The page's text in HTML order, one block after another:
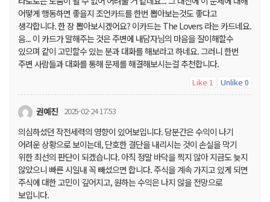
어떻게 행동하면 좋을지 조언카드를 한번 뽑아보는것도 좋다고
생각합니다. 한 장 뽑아보시겠어요? 이카드는 The Lovers 라는 카드네요.
음... 이 카드가 말해주는 것은 주변에 내담자님의 마음을 잘이해할수
있으며 같이 고민할수 있는 분과 대화를 해보라고 하네요. 그러니 한번
주변 사람들과 대화를 통해 문제를 해결해보시는걸 추천합니다.
Like 1 Unlike 0
권예진 2025-02-24 17:53
의심하셨던 작전세력의 영향이 있어보입니다. 당분간은 수익이 나기
어려운 상황으로 보이는데, 단호한 결단을 내리시는 것이 손실을 막기
위한 최선의 판단이 되겠습니다. 아직 정말 바닥을 찍지 않아 지금도 늦지
않았으니 빠른 시일내 꼭 빼셨으면 합니다. 주식을 계속 가지고 있게 되면
주식에 대한 고민이 깊어지고, 원하는 수익은 나지 않을 전망으로
보입니다.